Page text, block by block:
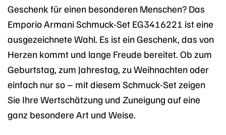
Geschenk für einen besonderen Menschen? Das
Emporio Armani Schmuck-Set EG3416221 ist eine
ausgezeichnete Wahl. Es ist ein Geschenk, das von
Herzen kommt und lange Freude bereitet. Ob zum
Geburtstag, zum Jahrestag, zu Weihnachten oder
einfach nur so – mit diesem Schmuck-Set zeigen
Sie Ihre Wertschätzung und Zuneigung auf eine
ganz besondere Art und Weise.